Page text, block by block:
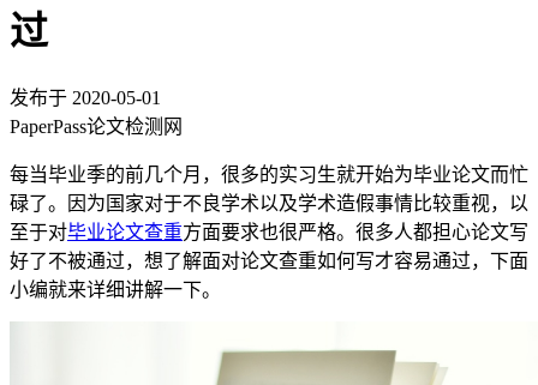
过
发布于 2020-05-01
PaperPass论文检测网
每当毕业季的前几个月，很多的实习生就开始为毕业论文而忙
碌了。因为国家对于不良学术以及学术造假事情比较重视，以
至于对毕业论文查重方面要求也很严格。很多人都担心论文写
好了不被通过，想了解面对论文查重如何写才容易通过，下面
小编就来详细讲解一下。